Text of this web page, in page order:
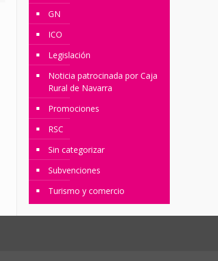
GN
ICO
Legislación
Noticia patrocinada por Caja
Rural de Navarra
Promociones
RSC
Sin categorizar
Subvenciones
Turismo y comercio